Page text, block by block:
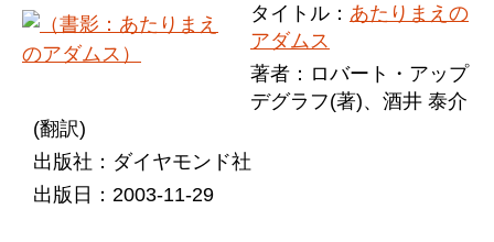
タイトル： あたりまえの
アダムス
著者：ロバート・アップ
デグラフ(著)、酒井 泰介
(翻訳)
出版社：ダイヤモンド社
出版日：2003-11-29